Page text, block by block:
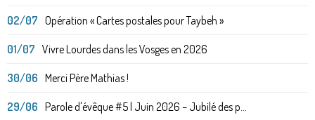
02/07 Opération « Cartes postales pour Taybeh »
01/07 Vivre Lourdes dans les Vosges en 2026
30/06 Merci Père Mathias !
29/06 Parole d'évêque #5 | Juin 2026 – Jubilé des p...